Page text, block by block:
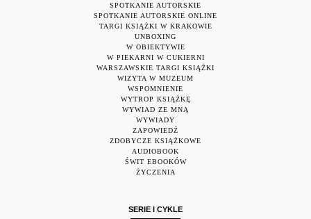
SPOTKANIE AUTORSKIE
SPOTKANIE AUTORSKIE ONLINE
TARGI KSIĄŻKI W KRAKOWIE
UNBOXING
W OBIEKTYWIE
W PIEKARNI W CUKIERNI
WARSZAWSKIE TARGI KSIĄŻKI
WIZYTA W MUZEUM
WSPOMNIENIE
WYTROP KSIĄŻKĘ
WYWIAD ZE MNĄ
WYWIADY
ZAPOWIEDŹ
ZDOBYCZE KSIĄŻKOWE
AUDIOBOOK
ŚWIT EBOOKÓW
ŻYCZENIA
SERIE I CYKLE